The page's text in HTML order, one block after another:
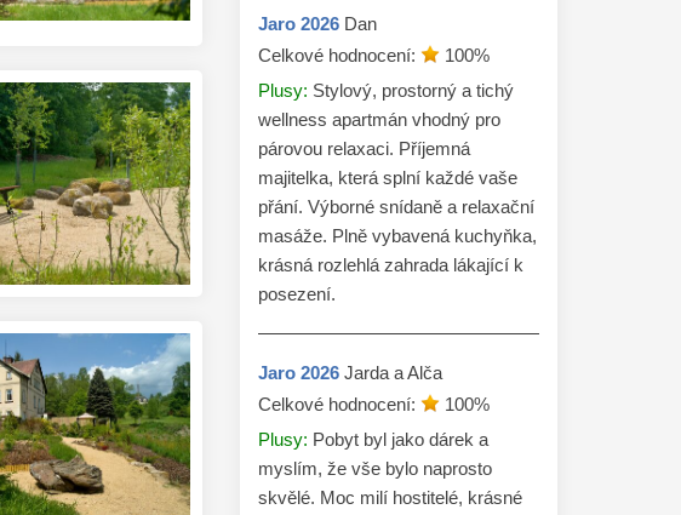
Jaro 2026 Dan
Celkové hodnocení:
100%
Plusy: Stylový, prostorný a tichý
wellness apartmán vhodný pro
párovou relaxaci. Příjemná
majitelka, která splní každé vaše
přání. Výborné snídaně a relaxační
masáže. Plně vybavená kuchyňka,
krásná rozlehlá zahrada lákající k
posezení.
Jaro 2026 Jarda a Alča
Celkové hodnocení:
100%
Plusy: Pobyt byl jako dárek a
myslím, že vše bylo naprosto
skvělé. Moc milí hostitelé, krásné